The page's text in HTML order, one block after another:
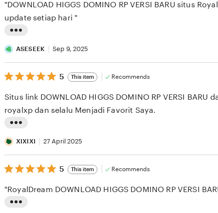
5
stars
i
s
t
n
g
e
v
i
w
"DOWNLOAD HIGGS DOMINO RP VERSI BARU situs
update setiap hari "
ASESEEK Sep 9, 2025
5
out
5
stars
5 This item Recommends
i
s
t
n
Situs link DOWNLOAD HIGGS DOMINO RP VERSI BARU
royalxp dan selalu Menjadi Favorit Saya.
XIXIXI 27 April 2025
5
out
5
stars
5 This item Recommends
"RoyalDream DOWNLOAD HIGGS DOMINO RP VERSI